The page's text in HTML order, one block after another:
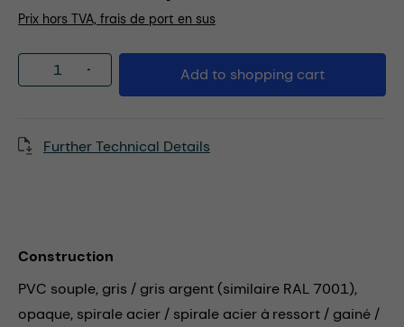
Prix hors TVA, frais de port en sus
Product Quantity: Enter the desired
Add to shopping cart
Further Technical Details
Construction
PVC souple, gris / gris argent (similaire RAL 7001),
opaque, spirale acier / spirale acier à ressort / gainé /